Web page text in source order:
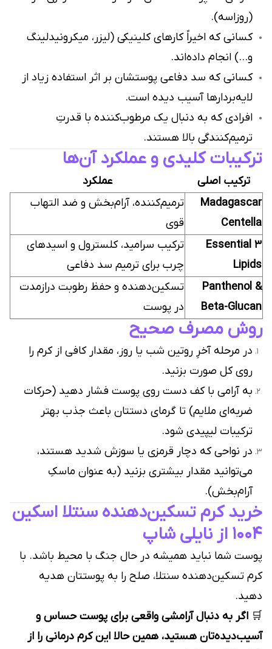
(روزاسه).
کسانی که اخیراً کارهای کلینیکی (لیزر، میکرونیدلینگ
و…) انجام داده‌اند.
کسانی که سد دفاعی پوستشان بر اثر استفاده زیاد از
لایه‌بردارها آسیب دیده است.
افرادی که به دنبال یک مرطوب‌کننده با قدرتِ
ترمیم‌کنندگی بالا هستند.
ترکیبات کلیدی و عملکرد آن‌ها
ترکیب اصلی
عملکرد
Madagascar
Centella
ترمیم‌کننده، آرام‌بخش و ضد التهاب
قوی
3 Essential
Lipids
ترکیب سرامید، کلسترول و اسیدهای
چرب برای ترمیم سد دفاعی
Panthenol &
Beta-Glucan
تسکین‌دهنده و حفظ رطوبت درازمدت
در پوست
روش مصرف صحیح
در مرحله آخرِ روتین شب یا روز، مقدار کافی از کرم را
روی کل صورت بزنید.
به آرامی با کف دست روی پوست فشار دهید (حرکات
ضربه‌ای ملایم) تا گرمای دستتان باعث جذب بهتر
ترکیبات لیپیدی شود.
در نواحی که دچار قرمزی یا سوزش شدید هستند،
می‌توانید مقدار بیشتری بزنید (به عنوان ماسکِ
آرام‌بخش).
خرید کرم تسکین‌دهنده سنتلا اسکین
۱۰۰۴ از نایلی شاپ
پوست شما نباید همیشه در حال جنگ با محیط باشد. با
کرم تسکین‌دهنده سنتلا، صلح را به پوستتان هدیه
دهید.
🛒 اگر به دنبال آرامشی واقعی برای پوست حساس و
آسیب‌دیده‌تان هستید، همین حالا این کرم درمانی را از